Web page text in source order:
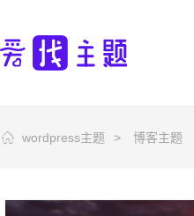
wordpress主题 > 博客主题